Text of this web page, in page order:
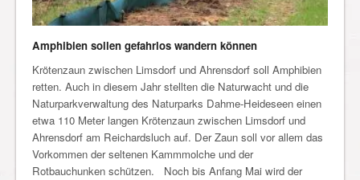
Amphibien sollen gefahrlos wandern können
Krötenzaun zwischen Limsdorf und Ahrensdorf soll Amphibien
retten. Auch in diesem Jahr stellten die Naturwacht und die
Naturparkverwaltung des Naturparks Dahme-Heideseen einen
etwa 110 Meter langen Krötenzaun zwischen Limsdorf und
Ahrensdorf am Reichardsluch auf. Der Zaun soll vor allem das
Vorkommen der seltenen Kammmolche und der
Rotbauchunken schützen. Noch bis Anfang Mai wird der